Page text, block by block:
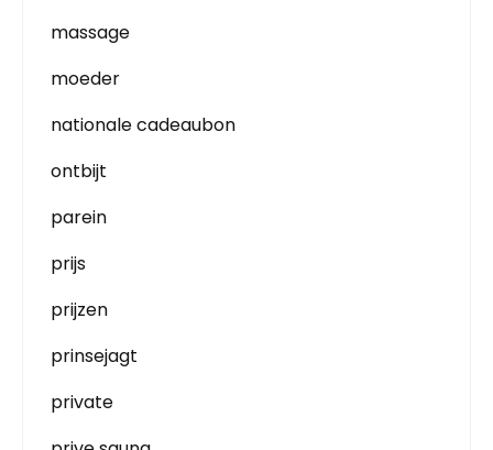
massage
moeder
nationale cadeaubon
ontbijt
parein
prijs
prijzen
prinsejagt
private